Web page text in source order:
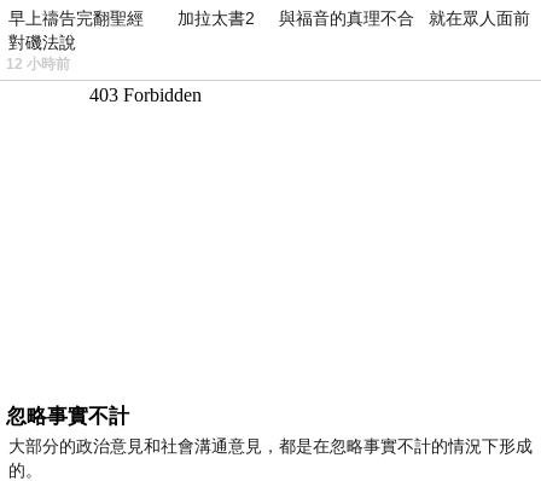
早上禱告完翻聖經 加拉太書2 與福音的真理不合 就在眾人面前
對磯法說
12 小時前
忽略事實不計
大部分的政治意見和社會溝通意見，都是在忽略事實不計的情況下形成
的。